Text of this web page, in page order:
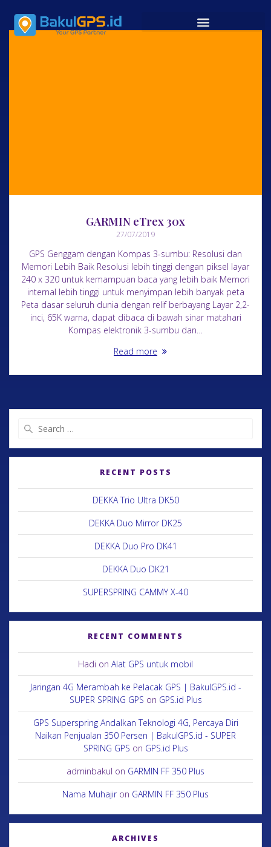
GARMIN eTrex 30x
27/07/2019
GPS Genggam dengan Kompas 3-sumbu: Resolusi dan
Memori Lebih Baik Resolusi lebih tinggi dengan piksel layar
240 x 320 untuk kemampuan baca yang lebih baik Memori
internal lebih tinggi untuk menyimpan lebih banyak peta
Peta dasar seluruh dunia dengan relif berbayang Layar 2,2-
inci, 65K warna, dapat dibaca di bawah sinar matahari
Kompas elektronik 3-sumbu dan…
Read more
RECENT POSTS
DEKKA Trio Ultra DK50
DEKKA Duo Mirror DK25
DEKKA Duo Pro DK41
DEKKA Duo DK21
SUPERSPRING CAMMY X-40
RECENT COMMENTS
Hadi on Alat GPS untuk mobil
Jaringan 4G Merambah ke Pelacak GPS | BakulGPS.id -
SUPER SPRING GPS on GPS.id Plus
GPS Superspring Andalkan Teknologi 4G, Percaya Diri
Naikan Penjualan 350 Persen | BakulGPS.id - SUPER
SPRING GPS on GPS.id Plus
adminbakul on GARMIN FF 350 Plus
Nama Muhajiron GARMIN FF 350 Plus
ARCHIVES